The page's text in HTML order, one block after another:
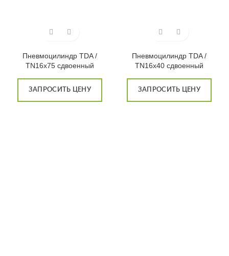
Пневмоцилиндр TDA /
TN16x75 сдвоенный
ЗАПРОСИТЬ ЦЕНУ
Пневмоцилиндр TDA /
TN16x40 сдвоенный
ЗАПРОСИТЬ ЦЕНУ